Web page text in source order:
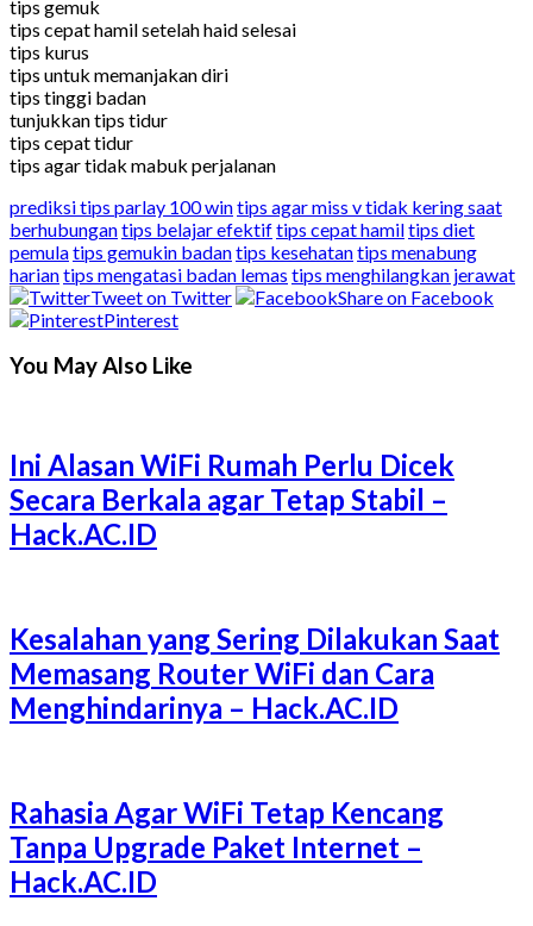
tips gemuk
tips cepat hamil setelah haid selesai
tips kurus
tips untuk memanjakan diri
tips tinggi badan
tunjukkan tips tidur
tips cepat tidur
tips agar tidak mabuk perjalanan
prediksi tips parlay 100 wintips agar miss v tidak kering saat
berhubungantips belajar efektiftips cepat hamiltips diet
pemulatips gemukin badantips kesehatantips menabung
hariantips mengatasi badan lemas tips menghilangkan jerawat
Tweet on Twitter
Share on Facebook
Pinterest
You May Also Like
Ini Alasan WiFi Rumah Perlu Dicek
Secara Berkala agar Tetap Stabil –
Hack.AC.ID
Kesalahan yang Sering Dilakukan Saat
Memasang Router WiFi dan Cara
Menghindarinya – Hack.AC.ID
Rahasia Agar WiFi Tetap Kencang
Tanpa Upgrade Paket Internet –
Hack.AC.ID